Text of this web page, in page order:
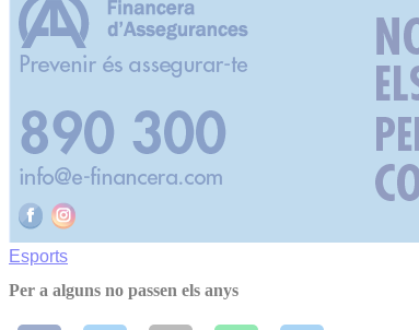
Esports
Per a alguns no passen els anys